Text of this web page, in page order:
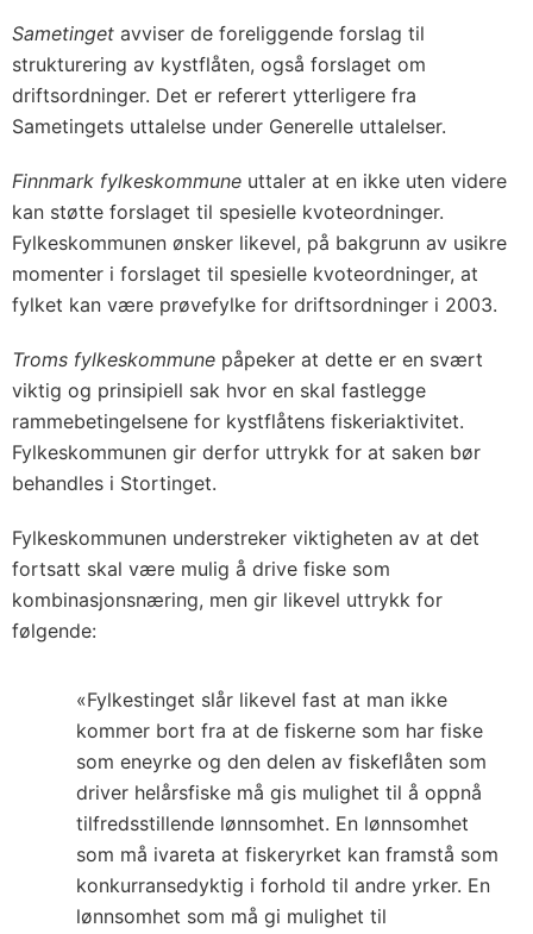
Sametinget avviser de foreliggende forslag til
strukturering av kystflåten, også forslaget om
driftsordninger. Det er referert ytterligere fra
Sametingets uttalelse under Generelle uttalelser.
Finnmark fylkeskommune uttaler at en ikke uten videre
kan støtte forslaget til spesielle kvoteordninger.
Fylkeskommunen ønsker likevel, på bakgrunn av usikre
momenter i forslaget til spesielle kvoteordninger, at
fylket kan være prøvefylke for driftsordninger i 2003.
Troms fylkeskommune påpeker at dette er en svært
viktig og prinsipiell sak hvor en skal fastlegge
rammebetingelsene for kystflåtens fiskeriaktivitet.
Fylkeskommunen gir derfor uttrykk for at saken bør
behandles i Stortinget.
Fylkeskommunen understreker viktigheten av at det
fortsatt skal være mulig å drive fiske som
kombinasjonsnæring, men gir likevel uttrykk for
følgende:
«Fylkestinget slår likevel fast at man ikke
kommer bort fra at de fiskerne som har fiske
som eneyrke og den delen av fiskeflåten som
driver helårsfiske må gis mulighet til å oppnå
tilfredsstillende lønnsomhet. En lønnsomhet
som må ivareta at fiskeryrket kan framstå som
konkurransedyktig i forhold til andre yrker. En
lønnsomhet som må gi mulighet til